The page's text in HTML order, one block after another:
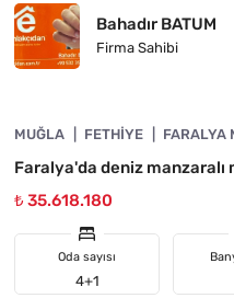
Bahadır BATUM
Firma Sahibi
YATIRIMA UYGUN
MUĞLA FETHIYE FARALYA
Faralya'da deniz
₺ 35.618.180
Oda sayısı
4+1